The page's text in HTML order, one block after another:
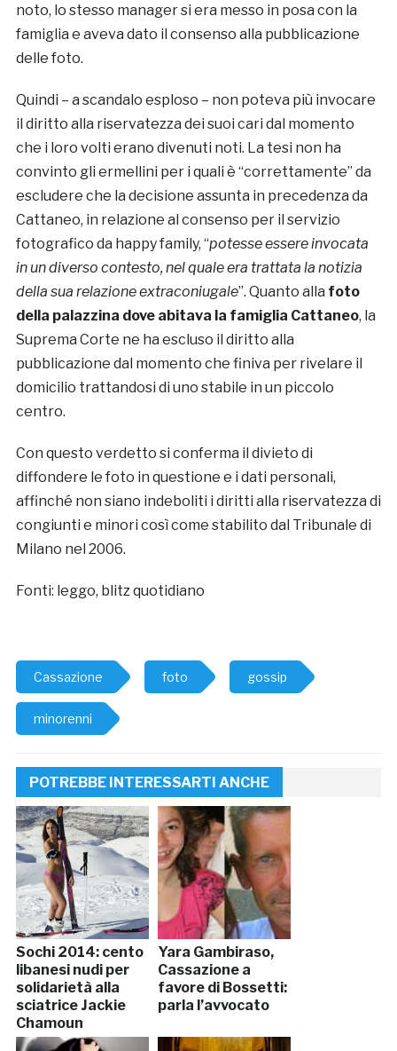
noto, lo stesso manager si era messo in posa con la
famiglia e aveva dato il consenso alla pubblicazione
delle foto.
Quindi – a scandalo esploso – non poteva più invocare
il diritto alla riservatezza dei suoi cari dal momento
che i loro volti erano divenuti noti. La tesi non ha
convinto gli ermellini per i quali è “correttamente” da
escludere che la decisione assunta in precedenza da
Cattaneo, in relazione al consenso per il servizio
fotografico da happy family, “potesse essere invocata
in un diverso contesto, nel quale era trattata la notizia
della sua relazione extraconiugale”. Quanto alla foto
della palazzina dove abitava la famiglia Cattaneo, la
Suprema Corte ne ha escluso il diritto alla
pubblicazione dal momento che finiva per rivelare il
domicilio trattandosi di uno stabile in un piccolo
centro.
Con questo verdetto si conferma il divieto di
diffondere le foto in questione e i dati personali,
affinché non siano indeboliti i diritti alla riservatezza di
congiunti e minori così come stabilito dal Tribunale di
Milano nel 2006.
Fonti: leggo, blitz quotidiano
Cassazione foto gossip
minorenni
POTREBBE INTERESSARTI ANCHE
Sochi 2014: cento
libanesi nudi per
solidarietà alla
sciatrice Jackie
Chamoun
Yara Gambiraso,
Cassazione a
favore di Bossetti:
parla l’avvocato